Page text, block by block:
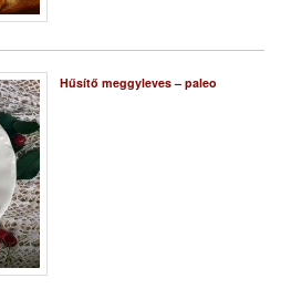
Hűsítő meggyleves – paleo